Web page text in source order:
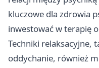
kluczowe dla zdrowia
inwestować w terapię
Techniki relaksacyjne,
oddychanie, również